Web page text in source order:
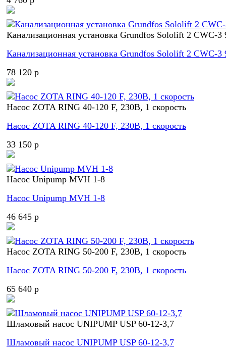
Канализационная установка Grundfos Sololift 2 CWC-3
Канализационная установка Grundfos Sololift 2 CWC-3
78 120 p
Насос ZOTA RING 40-120 F, 230В, 1 скорость
Насос ZOTA RING 40-120 F, 230В, 1 скорость
33 150 p
Насос Unipump MVH 1-8
Насос Unipump MVH 1-8
46 645 p
Насос ZOTA RING 50-200 F, 230В, 1 скорость
Насос ZOTA RING 50-200 F, 230В, 1 скорость
65 640 p
Шламовый насос UNIPUMP USP 60-12-3,7
Шламовый насос UNIPUMP USP 60-12-3,7